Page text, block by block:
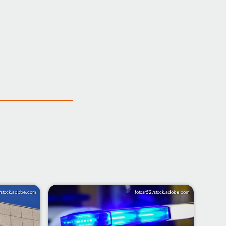
fotosr52/stock.adobe.com